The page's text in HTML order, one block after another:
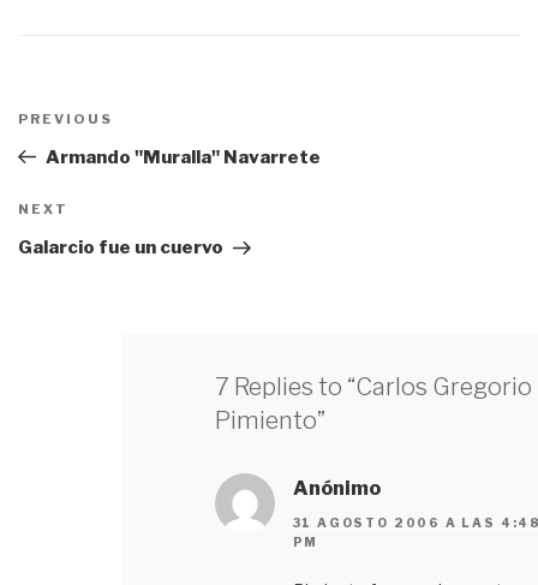
Previous
Post
PREVIOUS
Armando "Muralla" Navarrete
Next
Post
NEXT
Galarcio fue un cuervo
7 Replies to “Carlos Gregorio
Pimiento”
Anónimo
31 AGOSTO 2006 A LAS
PM